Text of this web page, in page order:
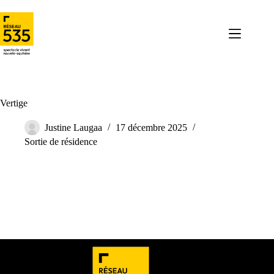
Vertige
Justine Laugaa
17 décembre 2025
Sortie de résidence